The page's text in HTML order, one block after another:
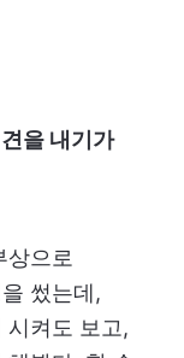
을 내기가
상으로
썼는데,
시켜도 보고,